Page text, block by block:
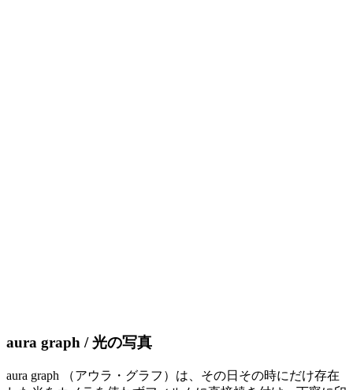
aura graph / 光の写真
aura graph （アウラ・グラフ）は、その日その時にだけ存在